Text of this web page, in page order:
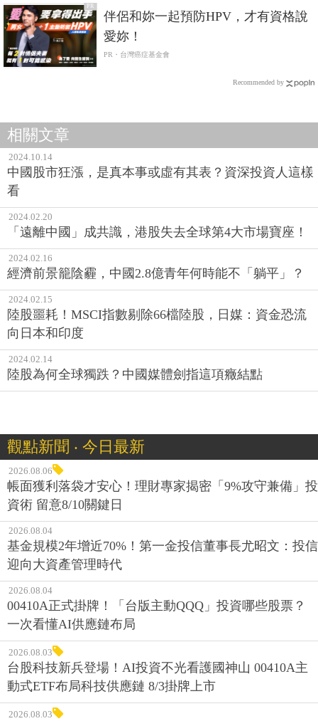
PR
伴侶和妳一起預防HPV，才有資格說
愛妳！
PR・台灣癌症基金會
Recommended by
相關文章
2024.10.14
中國股市狂漲，是真本事或虛有其表？資深投資人這樣
看
2024.02.20
「遠離中國」成共識，港股失去全球第4大市場寶座！
2024.02.16
經濟前景籠陰霾，中國2.8億青年何時能不「躺平」？
2024.02.15
陸股噩耗！MSCI指數剔除66檔陸股，日媒：資金恐流
向日本和印度
2024.02.14
陸股為何全球獨跌？中國媒體劍指這項癥結點
觀點新聞 ‧ 今日最新
2026.08.06
帳面獲利落袋才安心！理財專家揭密「9%攻守兼備」投
資術 留意8/10關鍵日
2026.08.04
基金規模2年增近70%！第一金投信董事長尤昭文：投信
迎向大資產管理時代
2026.08.04
00410A正式掛牌！「台版主動QQQ」投資哪些股票？
一次看懂AI供應鏈布局
2026.08.03
台股科技新兵登場！AI投資不光看護國神山 00410A主
動式ETF布局科技供應鏈 8/3掛牌上市
2026.08.03